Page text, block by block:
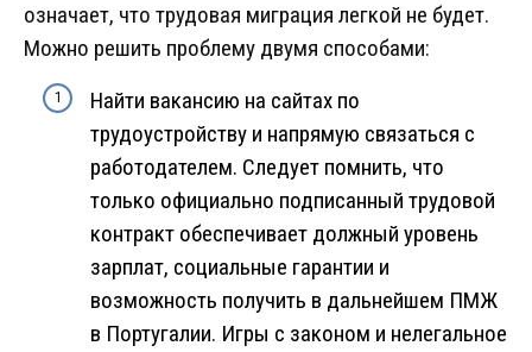
означает, что трудовая миграция легкой не будет.
Можно решить проблему двумя способами:
Найти вакансию на сайтах по
трудоустройству и напрямую связаться с
работодателем. Следует помнить, что
только официально подписанный трудовой
контракт обеспечивает должный уровень
зарплат, социальные гарантии и
возможность получить в дальнейшем ПМЖ
в Португалии. Игры с законом и нелегальное